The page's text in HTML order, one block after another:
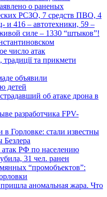
о раненых
РСЗО, 7 средств ПВО, 4
и 416 – автотехники, 59 –
силе – 1330 “штыков”!
число атак
та прикмети
объявили
детей
об атаке дрона в
разработчика FPV-
Горловке: стали известны
Безлера
РФ по населению
31 чел. ранен
“промобъектов”:
аномальная жара. Что